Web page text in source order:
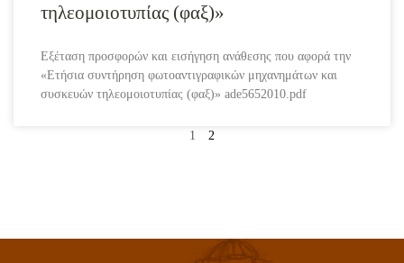
τηλεομοιοτυπίας (φαξ)»
Εξέταση προσφορών και εισήγηση ανάθεσης που αφορά την
«Ετήσια συντήρηση φωτοαντιγραφικών μηχανημάτων και
συσκευών τηλεομοιοτυπίας (φαξ)» ade5652010.pdf
1 2